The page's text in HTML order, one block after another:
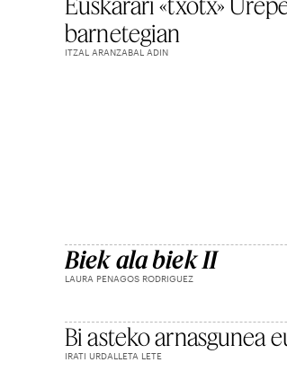
barnetegian
ITZAL ARANZABAL ADIN
Biek ala biek II
LAURA PENAGOS RODRIGUEZ
Bi asteko arnasgunea
IRATI URDALLETA LETE